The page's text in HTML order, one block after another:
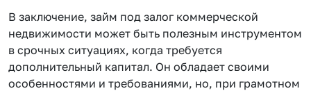
В заключение, займ под залог коммерческой
недвижимости может быть полезным инструментом
в срочных ситуациях, когда требуется
дополнительный капитал. Он обладает своими
особенностями и требованиями, но, при грамотном